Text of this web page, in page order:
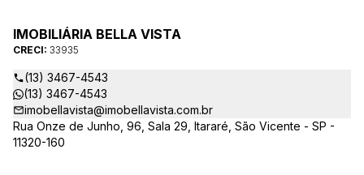
ao CRECI-EE – estarão sempre prontos para responder-lhe
todas as suas dúvidas sobre casas, apartamentos, terrenos,
salas comerciais e outros produtos imobiliários.
IMOBILIÁRIA BELLA VISTA
CRECI: 33935
(13) 3467-4543
(13) 3467-4543
imobellavista@imobellavista.com.br
Rua Onze de Junho, 96, Sala 29, Itararé, São Vicente - SP -
11320-160